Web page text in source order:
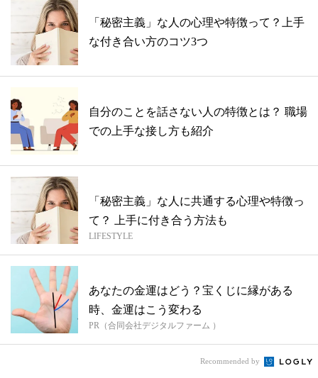
「秘密主義」な人の心理や特徴って？上手
な付き合い方のコツ3つ
自分のことを話さない人の特徴とは？ 職場
での上手な接し方も紹介
「秘密主義」な人に共通する心理や特徴っ
て？ 上手に付き合う方法も
LIFESTYLE
あなたの金運はどう？宝くじに縁がある
時、金運はこう変わる
PR（合同会社デジタルファーム ）
Recommended by